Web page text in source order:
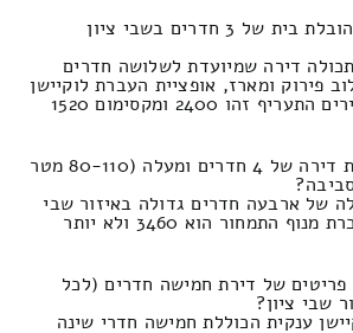
כמה עולה תעריף של הובלת בית של 3 חדרים בשבי ציון
דירה שמיועדת לשלושה חדרים
פירוק ומארז, אופציית העברת לוקיישן
מפנים דירת זוגות צעירים התעריף זהו 2400 ומקסימום 1520
כמה תשלמו על העברת דירה של 4 חדרים ומעלה (80-110 מטר
של ארבעה חדרים גדולה באיזור שבי
ציון מבלי אריזה והשכרת מנוף התמחור הוא 3460 ולא יותר
של דירת חמישה חדרים (לכל
ענקית הכוללת חמישה חדרי שינה